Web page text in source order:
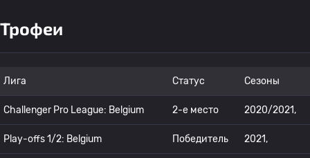
Трофеи
Лига Статус Сезоны
Challenger Pro League: Belgium 2-е место 2020/2021,
Play-offs 1/2: Belgium Победитель 2021,